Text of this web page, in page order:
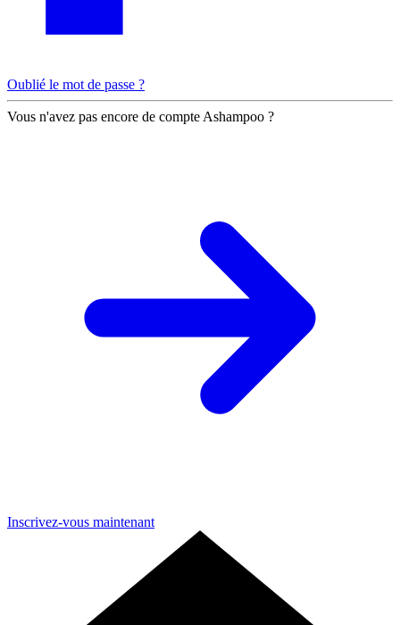
Oublié le mot de passe ?
Vous n'avez pas encore de compte Ashampoo ?
Inscrivez-vous maintenant